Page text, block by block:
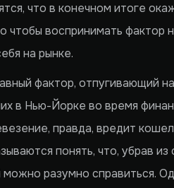
что в конечном итоге
воспринимать фактор
на рынке.
фактор, отпугивающий
в Нью-Йорке во время
правда, вредит
понять, что, убрав
разумно справиться.